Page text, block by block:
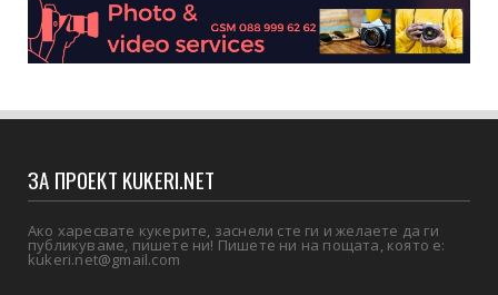
ЗА ПРОЕКТ KUKERI.NET
Ако харесвате кукерите, заснели сте ги и желаете да ги
публикуваме, пишете ни! Пишете ни на пощата, която е:
kukeri.net@gmail.com